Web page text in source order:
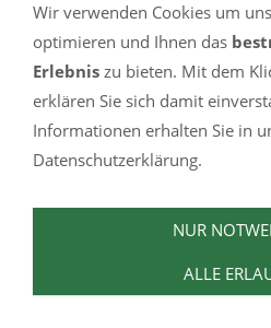
Rössligasse 15
4460 Gelterkinden
Tel. 061 985 96 05
info@apparfumerie.ch
www.apparfumerie.ch
Wir verwenden Cookies um
optimieren und Ihnen das
Erlebnis zu bieten. Mit dem
erklären Sie sich damit
Informationen erhalten Sie in
Datenschutzerklärung.
NUR
ALLE